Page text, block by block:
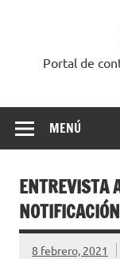
Portal de
MENÚ
ENTREVISTA
8 febrero, 2021